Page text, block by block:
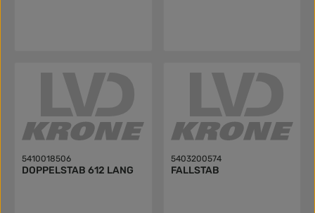
5410018506
DOPPELSTAB 612 LANG
5403200574
FALLSTAB